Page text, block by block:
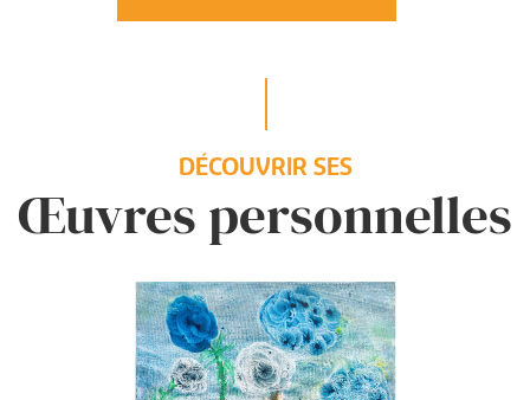
DÉCOUVRIR SES
Œuvres personnelles